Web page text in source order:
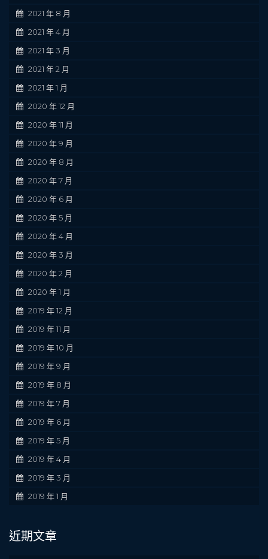
2021 年 8 月
2021 年 4 月
2021 年 3 月
2021 年 2 月
2021 年 1 月
2020 年 12 月
2020 年 11 月
2020 年 9 月
2020 年 8 月
2020 年 7 月
2020 年 6 月
2020 年 5 月
2020 年 4 月
2020 年 3 月
2020 年 2 月
2020 年 1 月
2019 年 12 月
2019 年 11 月
2019 年 10 月
2019 年 9 月
2019 年 8 月
2019 年 7 月
2019 年 6 月
2019 年 5 月
2019 年 4 月
2019 年 3 月
2019 年 1 月
近期文章